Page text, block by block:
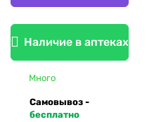
Наличие в аптеках
Много
Самовывоз -
бесплатно